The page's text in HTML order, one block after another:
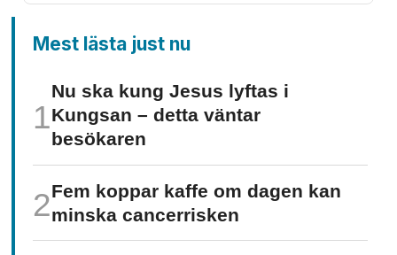
Mest lästa just nu
Nu ska kung Jesus lyftas i
Kungsan – detta väntar
besökaren
Fem koppar kaffe om dagen kan
minska cancer­risken